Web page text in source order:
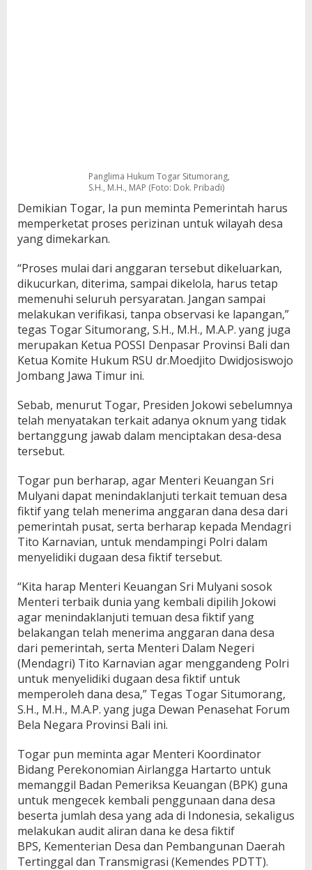
Panglima Hukum Togar Situmorang,
S.H., M.H., MAP (Foto: Dok. Pribadi)
Demikian Togar, Ia pun meminta Pemerintah harus
memperketat proses perizinan untuk wilayah desa
yang dimekarkan.
“Proses mulai dari anggaran tersebut dikeluarkan,
dikucurkan, diterima, sampai dikelola, harus tetap
memenuhi seluruh persyaratan. Jangan sampai
melakukan verifikasi, tanpa observasi ke lapangan,”
tegas Togar Situmorang, S.H., M.H., M.A.P. yang juga
merupakan Ketua POSSI Denpasar Provinsi Bali dan
Ketua Komite Hukum RSU dr.Moedjito Dwidjosiswojo
Jombang Jawa Timur ini.
Sebab, menurut Togar, Presiden Jokowi sebelumnya
telah menyatakan terkait adanya oknum yang tidak
bertanggung jawab dalam menciptakan desa-desa
tersebut.
Togar pun berharap, agar Menteri Keuangan Sri
Mulyani dapat menindaklanjuti terkait temuan desa
fiktif yang telah menerima anggaran dana desa dari
pemerintah pusat, serta berharap kepada Mendagri
Tito Karnavian, untuk mendampingi Polri dalam
menyelidiki dugaan desa fiktif tersebut.
“Kita harap Menteri Keuangan Sri Mulyani sosok
Menteri terbaik dunia yang kembali dipilih Jokowi
agar menindaklanjuti temuan desa fiktif yang
belakangan telah menerima anggaran dana desa
dari pemerintah, serta Menteri Dalam Negeri
(Mendagri) Tito Karnavian agar menggandeng Polri
untuk menyelidiki dugaan desa fiktif untuk
memperoleh dana desa,” Tegas Togar Situmorang,
S.H., M.H., M.A.P. yang juga Dewan Penasehat Forum
Bela Negara Provinsi Bali ini.
Togar pun meminta agar Menteri Koordinator
Bidang Perekonomian Airlangga Hartarto untuk
memanggil Badan Pemeriksa Keuangan (BPK) guna
untuk mengecek kembali penggunaan dana desa
beserta jumlah desa yang ada di Indonesia, sekaligus
melakukan audit aliran dana ke desa fiktif
BPS, Kementerian Desa dan Pembangunan Daerah
Tertinggal dan Transmigrasi (Kemendes PDTT).